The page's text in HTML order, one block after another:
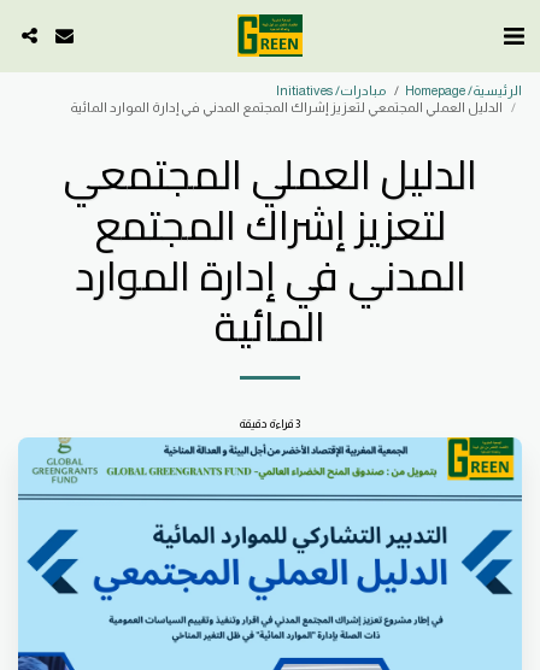
الرئيسية/ Homepage
مبادرات/ Initiatives
الدليل العملي المجتمعي لتعزيز إشراك المجتمع المدني في إدارة الموارد المائية
الدليل العملي المجتمعي
لتعزيز إشراك المجتمع
المدني في إدارة الموارد
المائية
3 قراءة دقيقة